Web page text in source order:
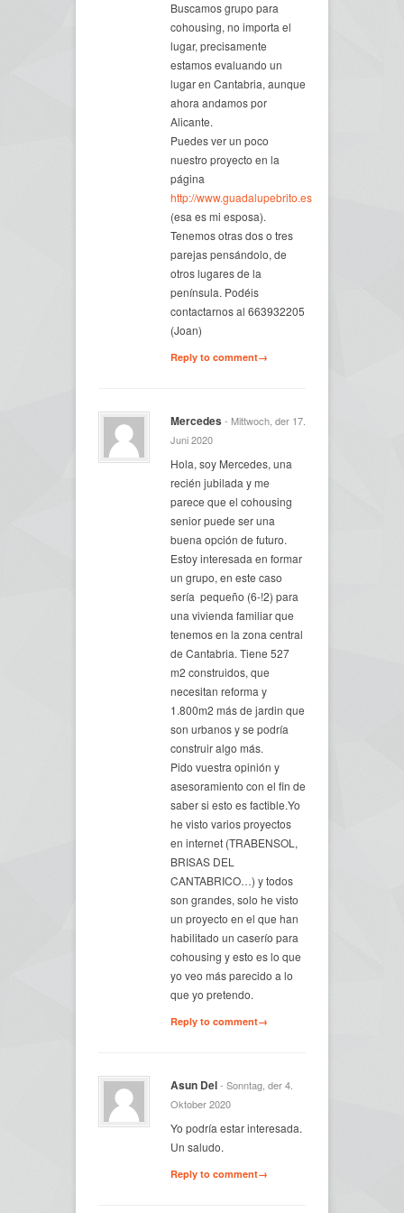
Buscamos grupo para
cohousing, no importa el
lugar, precisamente
estamos evaluando un
lugar en Cantabria, aunque
ahora andamos por
Alicante.
Puedes ver un poco
nuestro proyecto en la
página
http://www.guadalupebrito.es
(esa es mi esposa).
Tenemos otras dos o tres
parejas pensándolo, de
otros lugares de la
península. Podéis
contactarnos al 663932205
(Joan)
Reply to comment→
Mercedes - Mittwoch, der 17.
Juni 2020
Hola, soy Mercedes, una
recién jubilada y me
parece que el cohousing
senior puede ser una
buena opción de futuro.
Estoy interesada en formar
un grupo, en este caso
sería pequeño (6-!2) para
una vivienda familiar que
tenemos en la zona central
de Cantabria. Tiene 527
m2 construidos, que
necesitan reforma y
1.800m2 más de jardin que
son urbanos y se podría
construir algo más.
Pido vuestra opinión y
asesoramiento con el fin de
saber si esto es factible.Yo
he visto varios proyectos
en internet (TRABENSOL,
BRISAS DEL
CANTABRICO…) y todos
son grandes, solo he visto
un proyecto en el que han
habilitado un caserío para
cohousing y esto es lo que
yo veo más parecido a lo
que yo pretendo.
Reply to comment→
Asun Del- Sonntag, der 4.
Oktober 2020
Yo podría estar interesada.
Un saludo.
Reply to comment→